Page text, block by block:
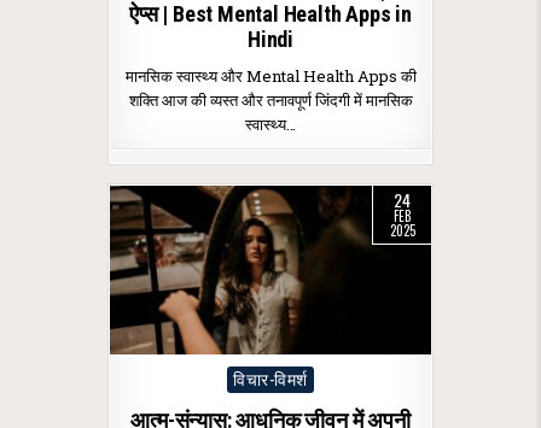
ऐप्स | Best Mental Health Apps in
Hindi
मानसिक स्वास्थ्य और Mental Health Apps की
शक्ति आज की व्यस्त और तनावपूर्ण जिंदगी में मानसिक
स्वास्थ्य…
24
FEB
2025
Posted
विचार-विमर्श
आत्म-संन्यास: आधुनिक जीवन में अपनी